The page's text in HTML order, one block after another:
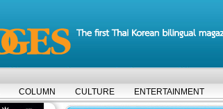
COLUMN CULTURE ENTERTAINMENT